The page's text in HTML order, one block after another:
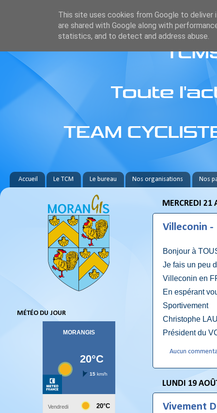
Accueil Le TCM Le bureau Nos organisations Nos
MERCREDI 21
Villeconin -
Bonjour à
Je fais un peu
Villeconin en
En espérant
Sportivement
Christophe
Président du
Aucun
LUNDI 19
Vivement
MÉTÉO DU JOUR
This site uses cookies from Google to deliver
are shared with Google along with
statistics, and to detect and address abuse.